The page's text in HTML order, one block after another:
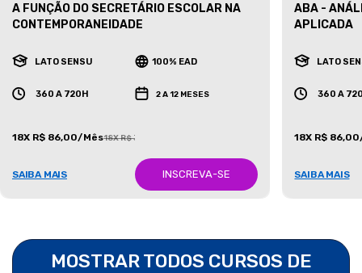
A FUNÇÃO DO SECRETÁRIO ESCOLAR NA
CONTEMPORANEIDADE
LATO SENSU 100% EAD
360 A 720H 2 A 12 MESES
18X R$ 86,00/Mês18X R$ 387,00/Mês
SAIBA MAIS INSCREVA-SE
ABA -
APLICADA
LATO
360 A
18X R$
SAIBA MAIS
MOSTRAR TODOS CURSOS DE